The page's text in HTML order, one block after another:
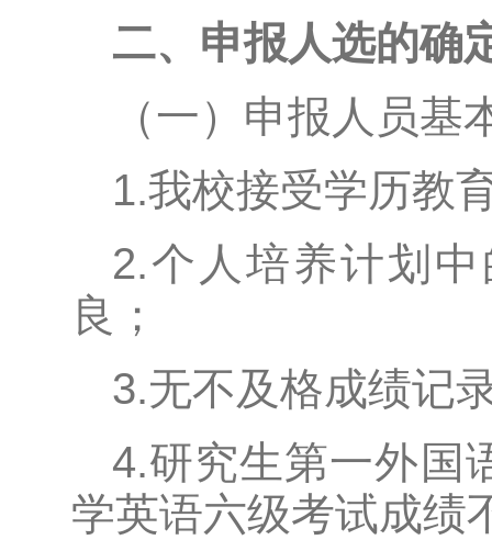
二、申报人选的确
（一）申报人员基
1.我校接受学历教
2.个人培养计划
良；
3.无不及格成绩记
4.研究生第一外国
学英语六级考试成绩